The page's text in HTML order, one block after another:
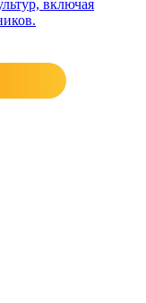
включая